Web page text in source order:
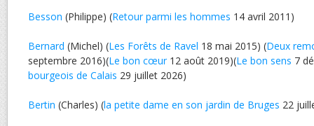
Besson (Philippe) (Retour parmi les hommes 14 avril 2011)
Bernard (Michel) (Les Forêts de Ravel 18 mai 2015) (Deux
septembre 2016)(Le bon cœur12 août 2019)(Le bon sens 7
bourgeois de Calais 29 juillet 2026)
Bertin (Charles) (la petite dame en son jardin de Bruges 22